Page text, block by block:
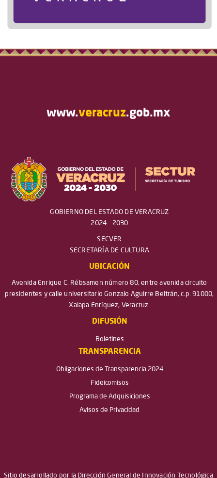
www.veracruz.gob.mx
GOBIERNO DEL ESTADO DE VERACRUZ
2024 - 2030
SECVER
SECRETARÍA DE CULTURA
UBICACIÓN
Avenida Enrique C. Rébsamen número 80, entre avenida circuito
presidentes y calle universitario Gonzalo Aguirre Beltrán, c.p. 91000,
Xalapa Enríquez, Veracruz.
DIFUSIÓN
Boletines
TRANSPARENCIA
Obligaciones de Transparencia 2024
Fideicomisos
Programa de Adquisiciones
Avisos de Privacidad
Sitio desarrollado por la Dirección General de Innovación Tecnológica